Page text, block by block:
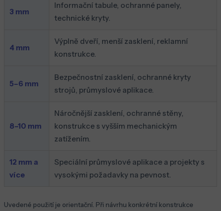
3 mm
Informační tabule, ochranné panely,
technické kryty.
4 mm
Výplně dveří, menší zasklení, reklamní
konstrukce.
5–6 mm
Bezpečnostní zasklení, ochranné kryty
strojů, průmyslové aplikace.
8–10 mm
Náročnější zasklení, ochranné stěny,
konstrukce s vyšším mechanickým
zatížením.
12 mm a
více
Speciální průmyslové aplikace a projekty s
vysokými požadavky na pevnost.
Uvedené použití je orientační. Při návrhu konkrétní konstrukce